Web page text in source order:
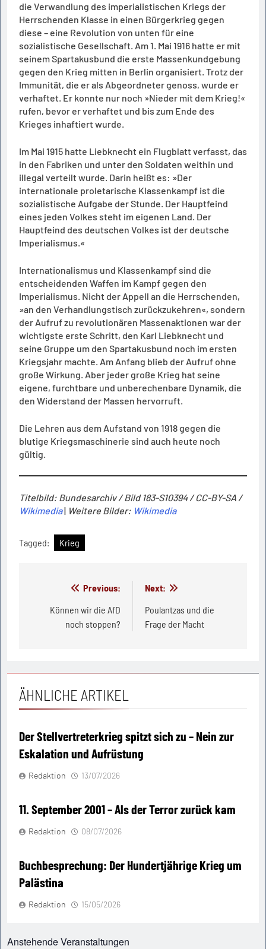
die Verwandlung des imperialistischen Kriegs der
Herrschenden Klasse in einen Bürgerkrieg gegen
diese – eine Revolution von unten für eine
sozialistische Gesellschaft. Am 1. Mai 1916 hatte er mit
seinem Spartakusbund die erste Massenkundgebung
gegen den Krieg mitten in Berlin organisiert. Trotz der
Immunität, die er als Abgeordneter genoss, wurde er
verhaftet. Er konnte nur noch »Nieder mit dem Krieg!«
rufen, bevor er verhaftet und bis zum Ende des
Krieges inhaftiert wurde.
Im Mai 1915 hatte Liebknecht ein Flugblatt verfasst, das
in den Fabriken und unter den Soldaten weithin und
illegal verteilt wurde. Darin heißt es: »Der
internationale proletarische Klassenkampf ist die
sozialistische Aufgabe der Stunde. Der Hauptfeind
eines jeden Volkes steht im eigenen Land. Der
Hauptfeind des deutschen Volkes ist der deutsche
Imperialismus.«
Internationalismus und Klassenkampf sind die
entscheidenden Waffen im Kampf gegen den
Imperialismus. Nicht der Appell an die Herrschenden,
»an den Verhandlungstisch zurückzukehren«, sondern
der Aufruf zu revolutionären Massenaktionen war der
wichtigste erste Schritt, den Karl Liebknecht und
seine Gruppe um den Spartakusbund noch im ersten
Kriegsjahr machte. Am Anfang blieb der Aufruf ohne
große Wirkung. Aber jeder große Krieg hat seine
eigene, furchtbare und unberechenbare Dynamik, die
den Widerstand der Massen hervorruft.
Die Lehren aus dem Aufstand von 1918 gegen die
blutige Kriegsmaschinerie sind auch heute noch
gültig.
Titelbild: Bundesarchiv / Bild 183-S10394 / CC-BY-SA /
Wikimedia| Weitere Bilder: Wikimedia
Tagged: Krieg
Beitragsnavigation
Previous:
Können wir die AfD
noch stoppen?
Next:
Poulantzas und die
Frage der Macht
ÄHNLICHE ARTIKEL
Der Stellvertreterkrieg spitzt sich zu – Nein zur
Eskalation und Aufrüstung
Redaktion 13/07/2026
11. September 2001 – Als der Terror zurück kam
Redaktion 08/07/2026
Buchbesprechung: Der Hundertjährige Krieg um
Palästina
Redaktion 15/05/2026
Anstehende Veranstaltungen